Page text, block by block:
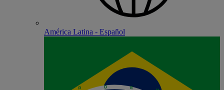
América Latina - Español